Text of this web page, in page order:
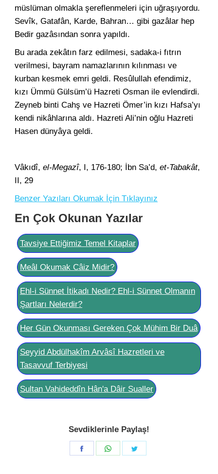
müslüman olmakla şereflenmeleri için uğraşıyordu.
Sevîk, Gatafân, Karde, Bahran… gibi gazâlar hep
Bedir gazâsından sonra yapıldı.
Bu arada zekâtın farz edilmesi, sadaka-i fıtrın
verilmesi, bayram namazlarının kılınması ve
kurban kesmek emri geldi. Resûlullah efendimiz,
kızı Ümmü Gülsüm’ü Hazreti Osman ile evlendirdi.
Zeyneb binti Cahş ve Hazreti Ömer’in kızı Hafsa’yı
kendi nikâhlarına aldı. Hazreti Ali’nin oğlu Hazreti
Hasen dünyâya geldi.
Vâkıdî, el-Megazî, I, 176-180; İbn Sa’d, et-Tabakât,
II, 29
Benzer Yazıları Okumak İçin Tıklayınız
En Çok Okunan Yazılar
Tavsiye Ettiğimiz Temel Kitaplar
Meâl Okumak Câiz Midir?
Ehl-i Sünnet İtikadı Nedir? Ehl-i Sünnet Olmanın
Şartları Nelerdir?
Her Gün Okunması Gereken Çok Mühim Bir Duâ
Seyyid Abdülhakîm Arvâsî Hazretleri ve
Tasavvuf Terbiyesi
Sultan Vahideddîn Hân'a Dâir Sualler
Sevdiklerinle Paylaş!
Share
Share